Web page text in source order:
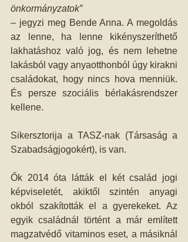
önkormányzatok”
– jegyzi meg Bende Anna. A megoldás
az lenne, ha lenne kikényszeríthető
lakhatáshoz való jog, és nem lehetne
lakásból vagy anyaotthonból úgy kirakni
családokat, hogy nincs hova menniük.
És persze szociális bérlakásrendszer
kellene.
Sikersztorija a TASZ-nak (Társaság a
Szabadságjogokért), is van.
Ők 2014 óta látták el két család jogi
képviseletét, akiktől szintén anyagi
okból szakították el a gyerekeket. Az
egyik családnál történt a már említett
magzatvédő vitaminos eset, a másiknál